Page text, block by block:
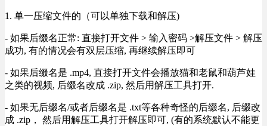
1. 单一压缩文件的（可以单独下载和解压)
- 如果后缀名正常: 直接打开文件 > 输入密码 >解压文件 > 解压
成功, 有的情况会有双层压缩, 再继续解压即可
- 如果后缀名是 .mp4, 直接打开文件会播放猫和老鼠和葫芦娃
之类的视频, 后缀名改成 .zip, 然后用解压工具打开.
- 如果无后缀名/或者后缀名是 .txt等各种奇怪的后缀名, 后缀改
成 .zip， 然后用解压工具打开解压即可, (有的系统默认不能更